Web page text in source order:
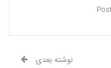
نوشته بعدی